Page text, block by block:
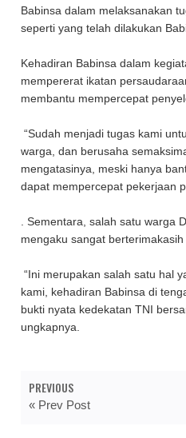
Babinsa dalam melaksanakan
seperti yang telah dilakukan
Kehadiran Babinsa dalam
mempererat ikatan
membantu mempercepat
“Sudah menjadi tugas kami
warga, dan berusaha
mengatasinya, meski hanya
dapat mempercepat pekerjaan
. Sementara, salah satu warga
mengaku sangat berterimakasih
“Ini merupakan salah satu hal
kami, kehadiran Babinsa di
bukti nyata kedekatan TNI
ungkapnya.
PREVIOUS
« Prev Post